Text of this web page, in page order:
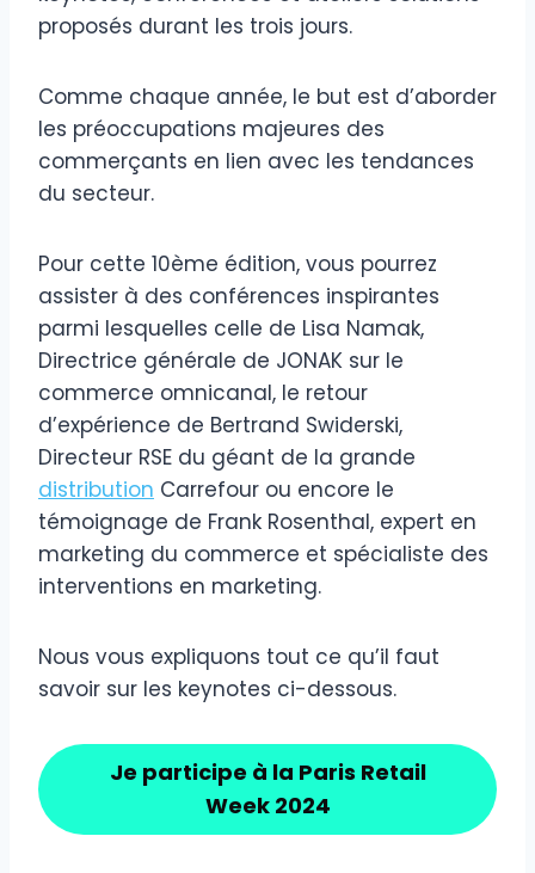
proposés durant les trois jours.
Comme chaque année, le but est d’aborder
les préoccupations majeures des
commerçants en lien avec les tendances
du secteur.
Pour cette 10ème édition, vous pourrez
assister à des conférences inspirantes
parmi lesquelles celle de Lisa Namak,
Directrice générale de JONAK sur le
commerce omnicanal, le retour
d’expérience de Bertrand Swiderski,
Directeur RSE du géant de la grande
distribution Carrefour ou encore le
témoignage de Frank Rosenthal, expert en
marketing du commerce et spécialiste des
interventions en marketing.
Nous vous expliquons tout ce qu’il faut
savoir sur les keynotes ci-dessous.
Je participe à la Paris Retail
Week 2024